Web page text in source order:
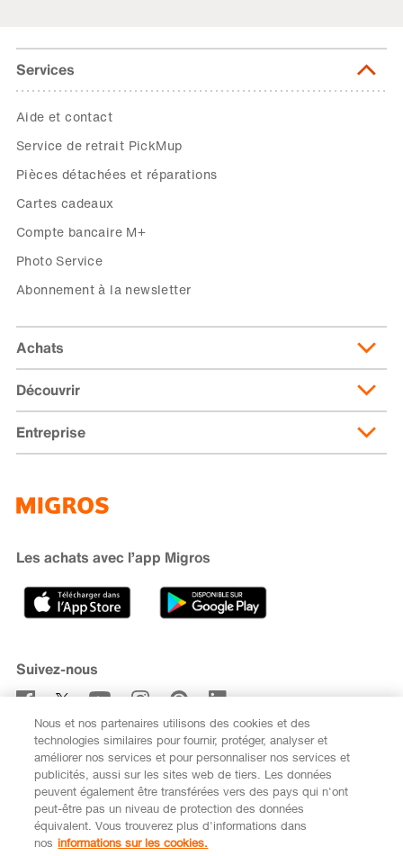
Services
Aide et contact
Service de retrait PickMup
Pièces détachées et réparations
Cartes cadeaux
Compte bancaire M+
Photo Service
Abonnement à la newsletter
Achats
Livraison et frais de livraison
Abonnement de livraison
Moyens de paiement
Cumulus
Recherche de magasin
Découvrir
Migusto
iMpuls
Banque Migros
Entreprise
Développement durable
Carrière
Sponsoring
Médias
Code de conduite et signalement
Les achats avec l’app Migros
Suivez-nous
S’abonner à la newsletter
FR
Nous et nos partenaires utilisons des cookies et des
technologies similaires pour fournir, protéger, analyser et
améliorer nos services et pour personnaliser nos services et
publicités, aussi sur les sites web de tiers. Les données
peuvent également être transférées vers des pays qui n'ont
peut-être pas un niveau de protection des données
équivalent. Vous trouverez plus d'informations dans
nos informations sur les cookies.